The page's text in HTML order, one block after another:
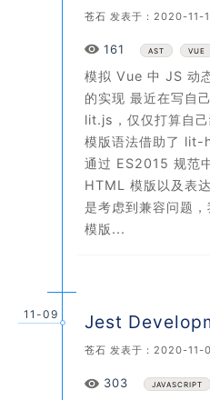
苍石 发表于：2020-11-
161 Views
AST VUE
模拟 Vue 中 JS 动
的实现 最近在写自
lit.js，仅仅打算自
模版语法借助了
通过 ES2015 规范
HTML 模版以及表
是考虑到兼容问题
模版...
11-09 Jest
苍石 发表于：2020-
303 ViewsJAVASCRIPT